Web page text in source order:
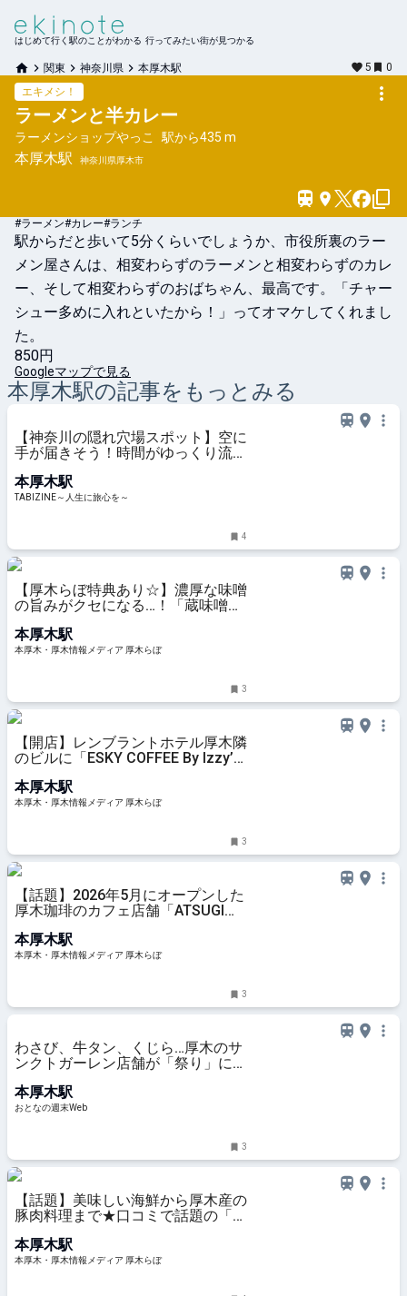
はじめて行く駅のことがわかる 行ってみたい街が見つかる
関東 神奈川県 本厚木駅 5
0
エキメシ！
ラーメンと半カレー
ラーメンショップやっこ 駅から435 m
本厚木駅 神奈川県厚木市
#ラーメン#カレー#ランチ
駅からだと歩いて5分くらいでしょうか、市役所裏のラー
メン屋さんは、相変わらずのラーメンと相変わらずのカレ
ー、そして相変わらずのおばちゃん、最高です。「チャー
シュー多めに入れといたから！」ってオマケしてくれまし
た。
850円
Googleマップで見る
本厚木駅の記事をもっとみる
【神奈川の隠れ穴場スポット】空に
手が届きそう！時間がゆっくり流れ
＆食べ歩き | TABIZINE～人生に旅心
を～
本厚木駅
TABIZINE～人生に旅心を～
4
【厚木らぼ特典あり☆】濃厚な味噌
の旨みがクセになる…！「蔵味噌ラ
メンを食べてきた！［厚木市旭町］
| 本厚木・厚木情報メディア 厚木ら
本厚木駅
本厚木・厚木情報メディア 厚木らぼ
3
【開店】レンブラントホテル厚木隣
のビルに「ESKY COFFEE By Izzy’s
予定！［厚木市中町］ | 本厚木・厚
木情報メディア 厚木らぼ
本厚木駅
本厚木・厚木情報メディア 厚木らぼ
3
【話題】2026年5月にオープンした
厚木珈琲のカフェ店舗「ATSUGI
木市中町］ | 本厚木・厚木情報メデ
ィア 厚木らぼ
本厚木駅
本厚木・厚木情報メディア 厚木らぼ
3
わさび、牛タン、くじら…厚木のサ
ンクトガーレン店舗が「祭り」に用
ップで楽しい
本厚木駅
おとなの週末Web
3
【話題】美味しい海鮮から厚木産の
豚肉料理まで★口コミで話題の「和
てきた♪［厚木市元町］ | 本厚木・
厚木情報メディア 厚木らぼ
本厚木駅
本厚木・厚木情報メディア 厚木らぼ